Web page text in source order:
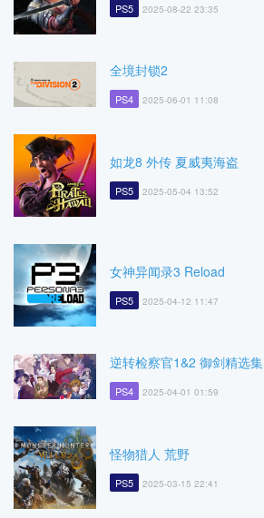
PS5 2025-08-22 23:35
全境封锁2
PS4 2025-06-01 11:08
如龙8 外传 夏威夷海盗
PS5 2025-05-04 13:52
女神异闻录3 Reload
PS5 2025-04-12 11:47
逆转检察官1&2 御剑精选集
PS4 2025-04-01 01:59
怪物猎人 荒野
PS5 2025-03-15 22:41